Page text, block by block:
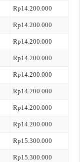
Rp14.200.000
Rp14.200.000
Rp14.200.000
Rp14.200.000
Rp14.200.000
Rp14.200.000
Rp14.200.000
Rp14.200.000
Rp15.300.000
Rp15.300.000